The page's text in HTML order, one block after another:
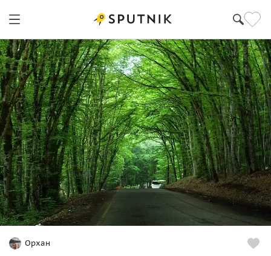
Орхан